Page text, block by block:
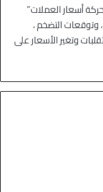
أسعار العملات”
وتوقعات التضخم ،
وتغير الأسعار على